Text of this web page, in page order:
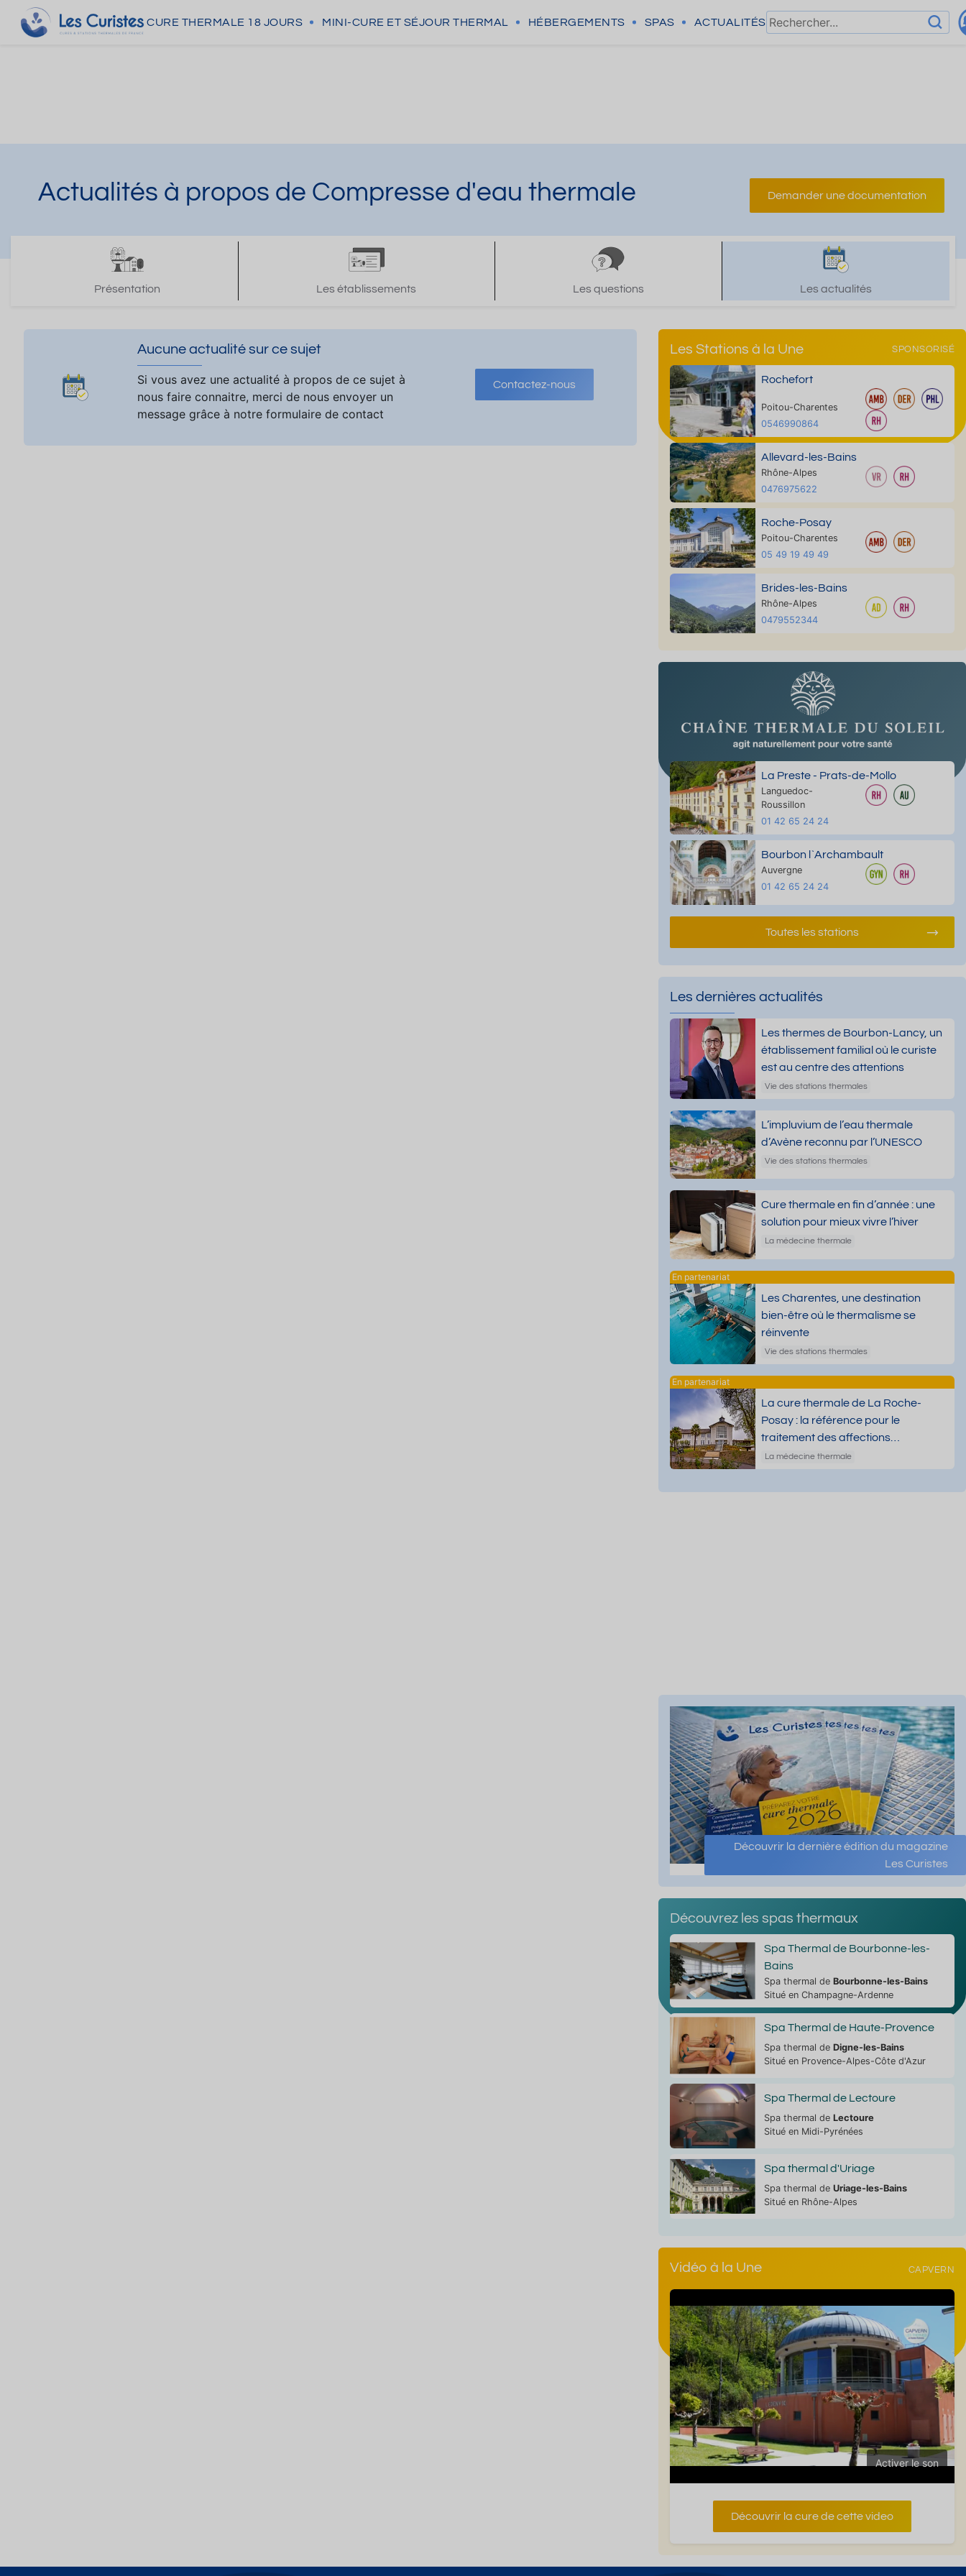
CURE THERMALE 18 JOURS MINI-CURE ET SÉJOUR THERMAL HÉBERGEMENTS SPAS ACTUALITÉS
Actualités à propos de Compresse d'eau thermale Demander une documentation
Présentation Les établissements Les questions Les actualités
Aucune actualité sur ce sujet
Si vous avez une actualité à propos de ce sujet à
nous faire connaitre, merci de nous envoyer un
message grâce à notre formulaire de contact
Contactez-nous
Les Stations à la Une SPONSORISÉ
Rochefort
Poitou-Charentes
0546990864
Allevard-les-Bains
Rhône-Alpes
0476975622
Roche-Posay
Poitou-Charentes
05 49 19 49 49
Brides-les-Bains
Rhône-Alpes
0479552344
La Preste - Prats-de-Mollo
Languedoc-
Roussillon
01 42 65 24 24
Bourbon l`Archambault
Auvergne
01 42 65 24 24
Toutes les stations
Les dernières actualités
Les thermes de Bourbon-Lancy, un
établissement familial où le curiste
est au centre des attentions
Vie des stations thermales
L’impluvium de l’eau thermale
d’Avène reconnu par l’UNESCO
Vie des stations thermales
Cure thermale en fin d’année : une
solution pour mieux vivre l’hiver
La médecine thermale
Les Charentes, une destination
bien-être où le thermalisme se
réinvente
Vie des stations thermales
La cure thermale de La Roche-
Posay : la référence pour le
traitement des affections
dermatologiques
La médecine thermale
Découvrir la dernière édition du magazine
Les Curistes
Découvrez les spas thermaux
Spa Thermal de Bourbonne-les-
Bains
Spa thermal de Bourbonne-les-Bains
Situé en Champagne-Ardenne
Spa Thermal de Haute-Provence
Spa thermal de Digne-les-Bains
Situé en Provence-Alpes-Côte d'Azur
Spa Thermal de Lectoure
Spa thermal de Lectoure
Situé en Midi-Pyrénées
Spa thermal d'Uriage
Spa thermal de Uriage-les-Bains
Situé en Rhône-Alpes
Vidéo à la Une CAPVERN
Activer le son
Découvrir la cure de cette video